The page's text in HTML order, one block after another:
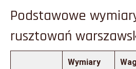
Podstawowe
rusztowań
Wymiary